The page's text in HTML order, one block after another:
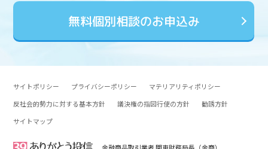
無料個別相談のお申込み
サイトポリシー プライバシーポリシー
マテリアリティポリシー
反社会的勢力に対する基本方針
議決権の指図行使の方針
勧誘方針
サイトマップ